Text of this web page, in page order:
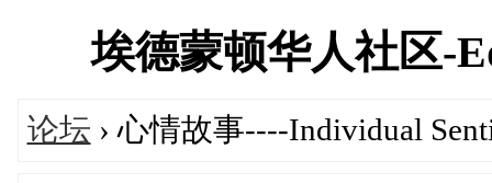
埃德蒙顿华人社区-
论坛 › 心情故事----Individual